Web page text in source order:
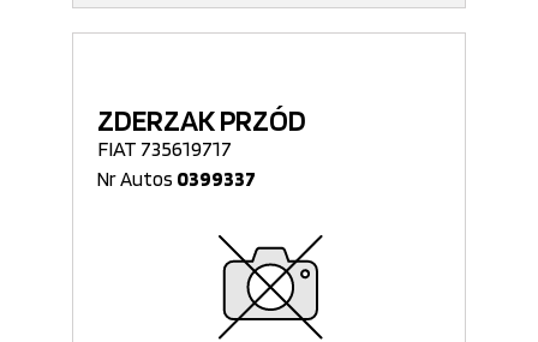
ZDERZAK PRZÓD
FIAT 735619717
Nr Autos 0399337